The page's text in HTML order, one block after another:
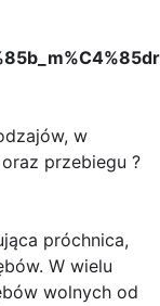
w
przebiegu ?
próchnica,
W wielu
wolnych od